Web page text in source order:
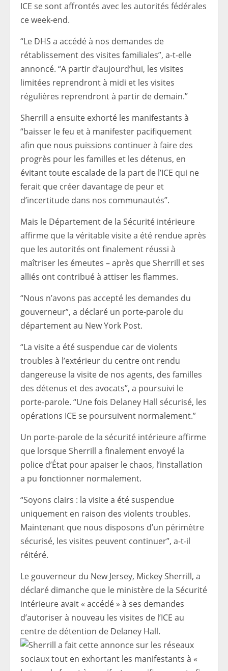
ICE se sont affrontés avec les autorités fédérales
ce week-end.
“Le DHS a accédé à nos demandes de
rétablissement des visites familiales”, a-t-elle
annoncé. “A partir d’aujourd’hui, les visites
limitées reprendront à midi et les visites
régulières reprendront à partir de demain.”
Sherrill a ensuite exhorté les manifestants à
“baisser le feu et à manifester pacifiquement
afin que nous puissions continuer à faire des
progrès pour les familles et les détenus, en
évitant toute escalade de la part de l’ICE qui ne
ferait que créer davantage de peur et
d’incertitude dans nos communautés”.
Mais le Département de la Sécurité intérieure
affirme que la véritable visite a été rendue après
que les autorités ont finalement réussi à
maîtriser les émeutes – après que Sherrill et ses
alliés ont contribué à attiser les flammes.
“Nous n’avons pas accepté les demandes du
gouverneur”, a déclaré un porte-parole du
département au New York Post.
“La visite a été suspendue car de violents
troubles à l’extérieur du centre ont rendu
dangereuse la visite de nos agents, des familles
des détenus et des avocats”, a poursuivi le
porte-parole. “Une fois Delaney Hall sécurisé, les
opérations ICE se poursuivent normalement.”
Un porte-parole de la sécurité intérieure affirme
que lorsque Sherrill a finalement envoyé la
police d’État pour apaiser le chaos, l’installation
a pu fonctionner normalement.
“Soyons clairs : la visite a été suspendue
uniquement en raison des violents troubles.
Maintenant que nous disposons d’un périmètre
sécurisé, les visites peuvent continuer”, a-t-il
réitéré.
Le gouverneur du New Jersey, Mickey Sherrill, a
déclaré dimanche que le ministère de la Sécurité
intérieure avait « accédé » à ses demandes
d’autoriser à nouveau les visites de l’ICE au
centre de détention de Delaney Hall.